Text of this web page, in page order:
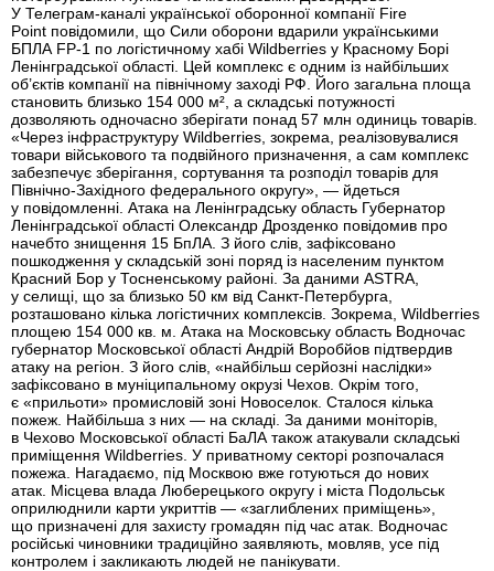
У Телеграм-каналі української оборонної компанії Fire
Point повідомили, що Сили оборони вдарили українськими
БПЛА FP-1 по логістичному хабі Wildberries у Красному Борі
Ленінградської області. Цей комплекс є одним із найбільших
об’єктів компанії на північному заході РФ. Його загальна площа
становить близько 154 000 м², а складські потужності
дозволяють одночасно зберігати понад 57 млн одиниць товарів.
«Через інфраструктуру Wildberries, зокрема, реалізовувалися
товари військового та подвійного призначення, а сам комплекс
забезпечує зберігання, сортування та розподіл товарів для
Північно-Західного федерального округу», — йдеться
у повідомленні. Атака на Ленінградську область Губернатор
Ленінградської області Олександр Дрозденко повідомив про
начебто знищення 15 БпЛА. З його слів, зафіксовано
пошкодження у складській зоні поряд із населеним пунктом
Красний Бор у Тосненському районі. За даними ASTRA,
у селищі, що за близько 50 км від Санкт-Петербурга,
розташовано кілька логістичних комплексів. Зокрема, Wildberries
площею 154 000 кв. м. Атака на Московську область Водночас
губернатор Московської області Андрій Воробйов підтвердив
атаку на регіон. З його слів, «найбільш серйозні наслідки»
зафіксовано в муніципальному окрузі Чехов. Окрім того,
є «прильоти» промисловій зоні Новоселок. Сталося кілька
пожеж. Найбільша з них — на складі. За даними моніторів,
в Чехово Московської області БаЛА також атакували складські
приміщення Wildberries. У приватному секторі розпочалася
пожежа. Нагадаємо, під Москвою вже готуються до нових
атак. Місцева влада Люберецького округу і міста Подольськ
оприлюднили карти укриттів — «заглиблених приміщень»,
що призначені для захисту громадян під час атак. Водночас
російські чиновники традиційно заявляють, мовляв, усе під
контролем і закликають людей не панікувати.